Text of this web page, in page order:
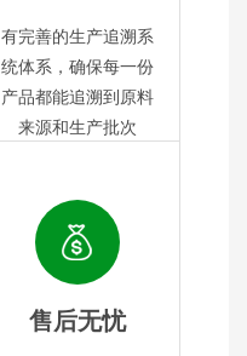
有完善的生产追溯系
统体系，确保每一份
产品都能追溯到原料
来源和生产批次
售后无忧